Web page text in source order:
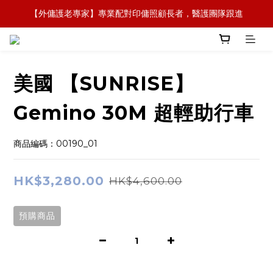
【全新概念】長者護理復康用品，可租可買，彈性選擇
【外傭護老專家】專業配對印傭照顧長者，醫護團隊跟進
【政府資助】善用社區照顧服務券，上門服務及租用產品
美國 【SUNRISE】
Gemino 30M 超輕助行車
商品編碼：00190_01
HK$3,280.00 HK$4,600.00
預購商品